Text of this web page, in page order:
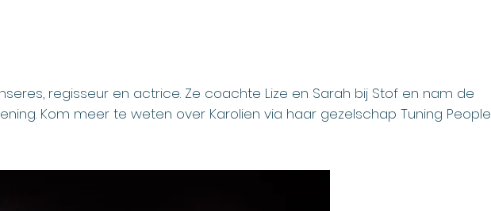
regisseur en actrice. Ze coachte Lize en Sarah bij Stof en nam de
Kom meer te weten over Karolien via haar gezelschap Tuning People